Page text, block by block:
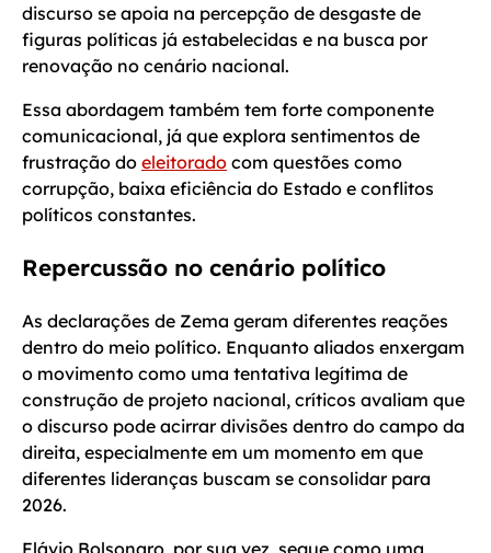
discurso se apoia na percepção de desgaste de
figuras políticas já estabelecidas e na busca por
renovação no cenário nacional.
Essa abordagem também tem forte componente
comunicacional, já que explora sentimentos de
frustração do eleitorado com questões como
corrupção, baixa eficiência do Estado e conflitos
políticos constantes.
Repercussão no cenário político
As declarações de Zema geram diferentes reações
dentro do meio político. Enquanto aliados enxergam
o movimento como uma tentativa legítima de
construção de projeto nacional, críticos avaliam que
o discurso pode acirrar divisões dentro do campo da
direita, especialmente em um momento em que
diferentes lideranças buscam se consolidar para
2026.
Flávio Bolsonaro, por sua vez, segue como uma